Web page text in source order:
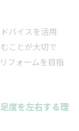
満足度を左
垢材の長所と
バイスを活用
ことが大切で
フォームを目指
度を左右する理